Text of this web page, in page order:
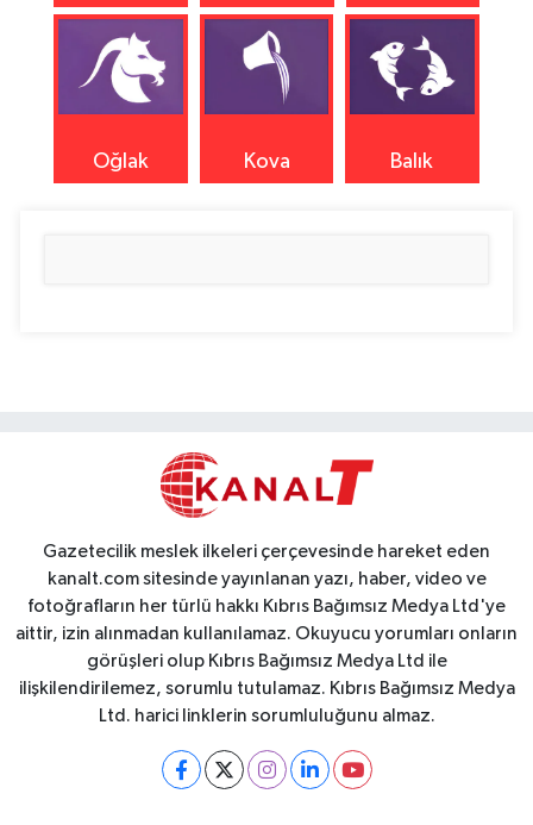
Oğlak Kova Balık
Gazetecilik meslek ilkeleri çerçevesinde hareket eden
kanalt.com sitesinde yayınlanan yazı, haber, video ve
fotoğrafların her türlü hakkı Kıbrıs Bağımsız Medya Ltd'ye
aittir, izin alınmadan kullanılamaz. Okuyucu yorumları onların
görüşleri olup Kıbrıs Bağımsız Medya Ltd ile
ilişkilendirilemez, sorumlu tutulamaz. Kıbrıs Bağımsız Medya
Ltd. harici linklerin sorumluluğunu almaz.